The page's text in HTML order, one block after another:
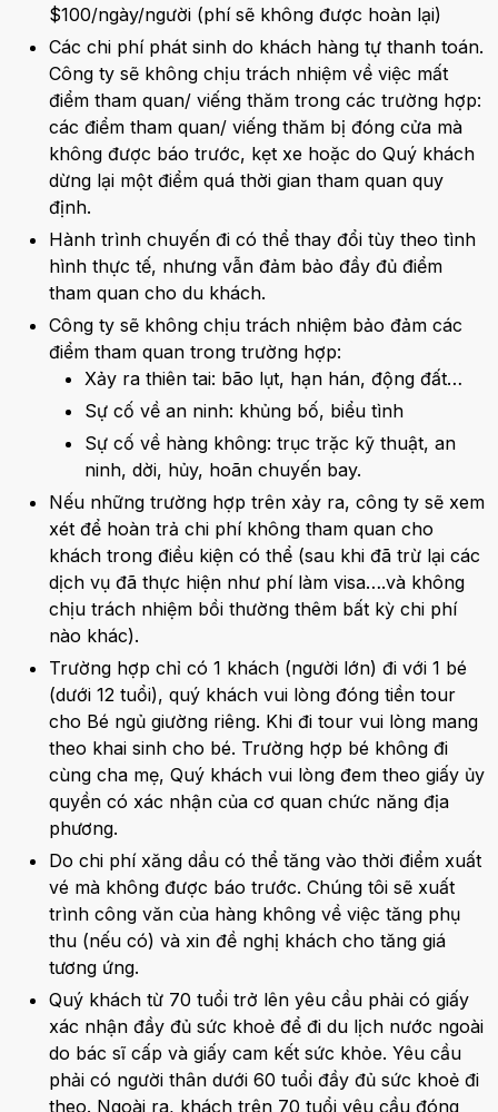
$100/ngày/người (phí sẽ không được hoàn lại)
Các chi phí phát sinh do khách hàng tự thanh toán.
Công ty sẽ không chịu trách nhiệm về việc mất
điểm tham quan/ viếng thăm trong các trường hợp:
các điểm tham quan/ viếng thăm bị đóng cửa mà
không được báo trước, kẹt xe hoặc do Quý khách
dừng lại một điểm quá thời gian tham quan quy
định.
Hành trình chuyến đi có thể thay đổi tùy theo tình
hình thực tế, nhưng vẫn đảm bảo đầy đủ điểm
tham quan cho du khách.
Công ty sẽ không chịu trách nhiệm bảo đảm các
điểm tham quan trong trường hợp:
Xảy ra thiên tai: bão lụt, hạn hán, động đất…
Sự cố về an ninh: khủng bố, biểu tình
Sự cố về hàng không: trục trặc kỹ thuật, an
ninh, dời, hủy, hoãn chuyến bay.
Nếu những trường hợp trên xảy ra, công ty sẽ xem
xét để hoàn trả chi phí không tham quan cho
khách trong điều kiện có thể (sau khi đã trừ lại các
dịch vụ đã thực hiện như phí làm visa….và không
chịu trách nhiệm bồi thường thêm bất kỳ chi phí
nào khác).
Trường hợp chỉ có 1 khách (người lớn) đi với 1 bé
(dưới 12 tuổi), quý khách vui lòng đóng tiền tour
cho Bé ngủ giường riêng. Khi đi tour vui lòng mang
theo khai sinh cho bé. Trường hợp bé không đi
cùng cha mẹ, Quý khách vui lòng đem theo giấy ủy
quyền có xác nhận của cơ quan chức năng địa
phương.
Do chi phí xăng dầu có thể tăng vào thời điểm xuất
vé mà không được báo trước. Chúng tôi sẽ xuất
trình công văn của hàng không về việc tăng phụ
thu (nếu có) và xin đề nghị khách cho tăng giá
tương ứng.
Quý khách từ 70 tuổi trở lên yêu cầu phải có giấy
xác nhận đầy đủ sức khoẻ để đi du lịch nước ngoài
do bác sĩ cấp và giấy cam kết sức khỏe. Yêu cầu
phải có người thân dưới 60 tuổi đầy đủ sức khoẻ đi
theo. Ngoài ra, khách trên 70 tuổi yêu cầu đóng